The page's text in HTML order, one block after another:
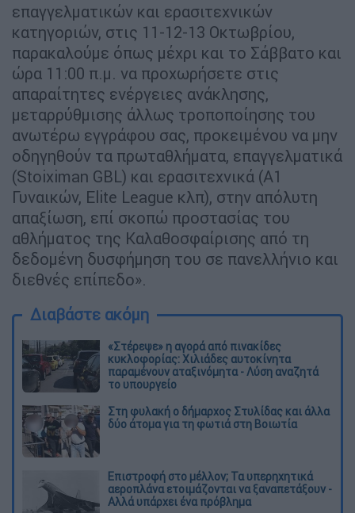
επαγγελματικών και ερασιτεχνικών
κατηγοριών, στις 11-12-13 Οκτωβρίου,
παρακαλούμε όπως μέχρι και το Σάββατο και
ώρα 11:00 π.μ. να προχωρήσετε στις
απαραίτητες ενέργειες ανάκλησης,
μεταρρύθμισης άλλως τροποποίησης του
ανωτέρω εγγράφου σας, προκειμένου να μην
οδηγηθούν τα πρωταθλήματα, επαγγελματικά
(Stoiximan GBL) και ερασιτεχνικά (A1
Γυναικών, Εlite League κλπ), στην απόλυτη
απαξίωση, επί σκοπώ προστασίας του
αθλήματος της Καλαθοσφαίρισης από τη
δεδομένη δυσφήμηση του σε πανελλήνιο και
διεθνές επίπεδο».
Διαβάστε ακόμη
«Στέρεψε» η αγορά από πινακίδες
κυκλοφορίας: Χιλιάδες αυτοκίνητα
παραμένουν αταξινόμητα - Λύση αναζητά
το υπουργείο
Στη φυλακή ο δήμαρχος Στυλίδας και άλλα
δύο άτομα για τη φωτιά στη Βοιωτία
Επιστροφή στο μέλλον; Τα υπερηχητικά
αεροπλάνα ετοιμάζονται να ξαναπετάξουν -
Αλλά υπάρχει ένα πρόβλημα